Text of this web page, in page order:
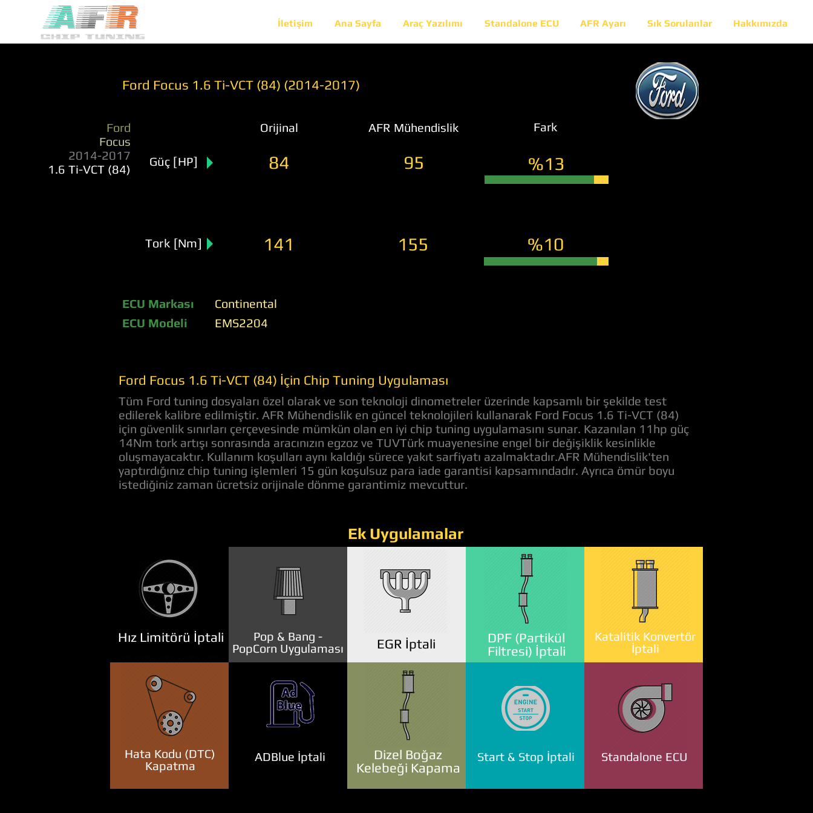
İletişim Ana Sayfa Araç Yazılımı Standalone ECU AFR Ayarı Sık Sorulanlar Hakkımızda
Ford Focus 1.6 Ti-VCT (84) (2014-2017)
Ford
Focus
2014-2017
1.6 Ti-VCT (84)
Orijinal AFR Mühendislik Fark
Güç [HP] 84 95 %13
Tork [Nm] 141 155 %10
ECU Markası
ECU Modeli
Continental
EMS2204
Ford Focus 1.6 Ti-VCT (84) İçin Chip Tuning Uygulaması
Tüm Ford tuning dosyaları özel olarak ve son teknoloji dinometreler üzerinde kapsamlı bir şekilde test
edilerek kalibre edilmiştir. AFR Mühendislik en güncel teknolojileri kullanarak Ford Focus 1.6 Ti-VCT (84)
için güvenlik sınırları çerçevesinde mümkün olan en iyi chip tuning uygulamasını sunar. Kazanılan 11hp güç
14Nm tork artışı sonrasında aracınızın egzoz ve TUVTürk muayenesine engel bir değişiklik kesinlikle
oluşmayacaktır. Kullanım koşulları aynı kaldığı sürece yakıt sarfiyatı azalmaktadır.AFR Mühendislik'ten
yaptırdığınız chip tuning işlemleri 15 gün koşulsuz para iade garantisi kapsamındadır. Ayrıca ömür boyu
istediğiniz zaman ücretsiz orijinale dönme garantimiz mevcuttur.
Ek Uygulamalar
Hız Limitörü İptali
Pop & Bang -
PopCorn Uygulaması
DPF (Partikül
Filtresi) İptali
Katalitik Konvertör
İptali
EGR İptali
Hata Kodu (DTC)
Kapatma
ADBlue İptali
Dizel Boğaz
Kelebeği Kapama
Start & Stop İptali Standalone ECU